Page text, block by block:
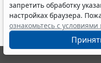
запретить обработку
настройках браузера.
ознакомьтесь с условиями